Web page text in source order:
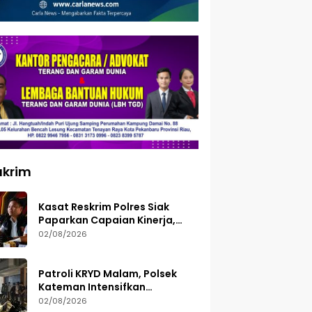
Kasat Reskrim Polres Siak
Paparkan Capaian Kinerja,
Tegaskan Siap Terima Kritik
02/08/2026
Patroli KRYD Malam, Polsek
Kateman Intensifkan
Pengamanan Balap Liar
02/08/2026